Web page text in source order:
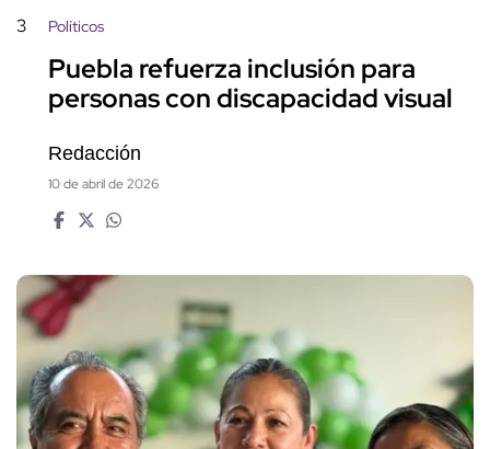
3 Políticos
Puebla refuerza inclusión para
personas con discapacidad visual
Redacción
10 de abril de 2026